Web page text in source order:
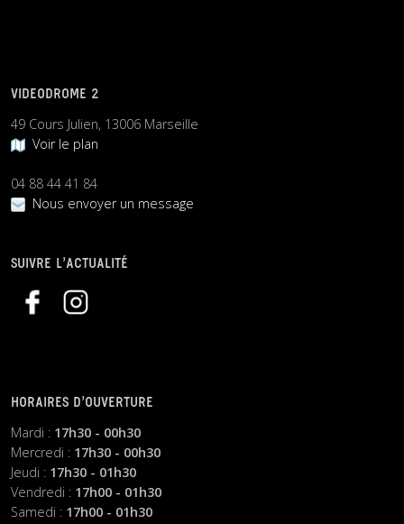
VIDEODROME 2
49 Cours Julien, 13006 Marseille
Voir le plan
04 88 44 41 84
Nous envoyer un message
SUIVRE L’ACTUALITÉ
HORAIRES D’OUVERTURE
Mardi : 17h30 - 00h30
Mercredi : 17h30 - 00h30
Jeudi : 17h30 - 01h30
Vendredi : 17h00 - 01h30
Samedi : 17h00 - 01h30